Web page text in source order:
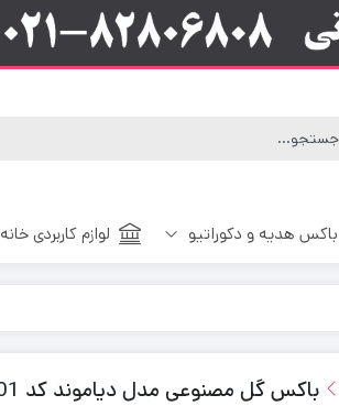
باکس هدیه و دکوراتیو لوازم کاربردی خانه
باکس گل مصنوعی مدل دیاموند کد 001